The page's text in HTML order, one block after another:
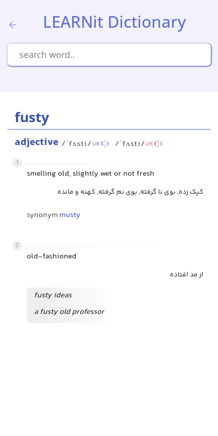
LEARNit Dictionary
fusty
adjective /ˈfʌsti/UK /ˈfʌsti/US
1
smelling old, slightly wet or not fresh
کپک زده, بوی نا گرفته, بوی نم گرفته, کهنه و مانده
synonym musty
2
old-fashioned
از مد افتاده
fusty ideas
a fusty old professor